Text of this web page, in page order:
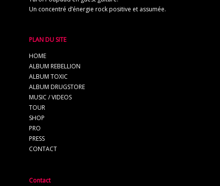
Un concentré d’énergie rock positive et assumée.
PLAN DU SITE
HOME
ALBUM REBELLION
ALBUM TOXIC
ALBUM DRUGSTORE
MUSIC / VIDEOS
TOUR
SHOP
PRO
PRESS
CONTACT
Contact